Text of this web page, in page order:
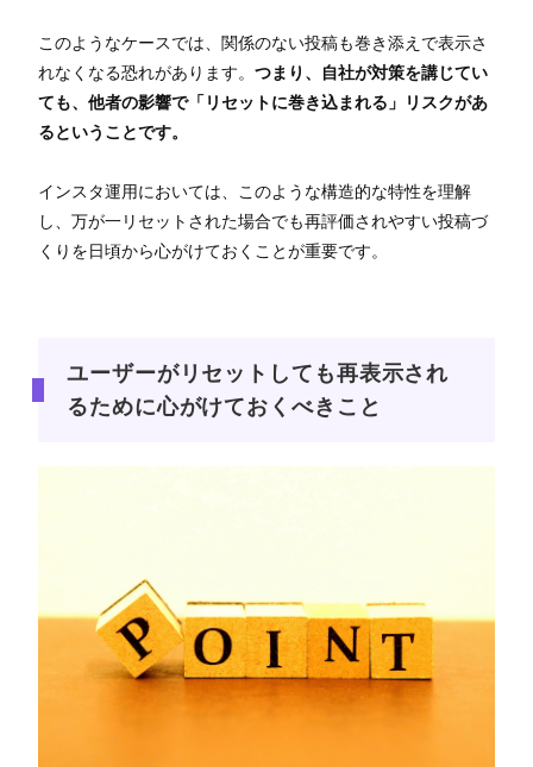
このようなケースでは、関係のない投稿も巻き添えで表示さ
れなくなる恐れがあります。 つまり、自社が対策を講じてい
ても、他者の影響で「リセットに巻き込まれる」リスクがあ
るということです。
インスタ運用においては、このような構造的な特性を理解
し、万が一リセットされた場合でも再評価されやすい投稿づ
くりを日頃から心がけておくことが重要です。
ユーザーがリセットしても再表示され
るために心がけておくべきこと